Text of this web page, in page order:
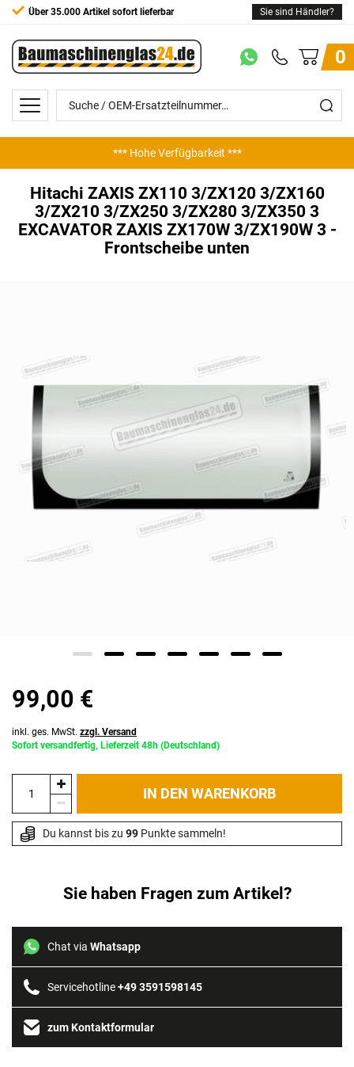
Über 35.000 Artikel sofort lieferbar Sie sind Händler?
0
*** Hohe Verfügbarkeit ***
*** Günstige Preise ***
Hitachi ZAXIS ZX110 3/ZX120 3/ZX160
3/ZX210 3/ZX250 3/ZX280 3/ZX350 3
EXCAVATOR ZAXIS ZX170W 3/ZX190W 3 -
Frontscheibe unten
99,00 €
inkl. ges. MwSt. zzgl. Versand
Sofort versandfertig, Lieferzeit 48h (Deutschland)
IN DEN WARENKORB
Du kannst bis zu 99 Punkte sammeln!
Sie haben Fragen zum Artikel?
Chat via Whatsapp
Servicehotline+49 3591598145
zum Kontaktformular